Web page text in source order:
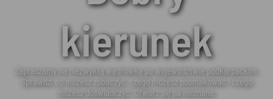
kierunek
Zapraszamy na niezwykłą wędrówkę po województwie podkarpackim.
Sprawdź, co możesz zobaczyć, czego możesz posmakować i czego
możesz doświadczyć. Otwórz się na nieznane.